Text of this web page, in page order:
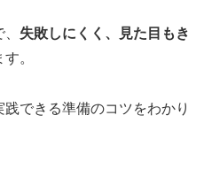
失敗しにくく、見た目もき
。
できる準備のコツをわかり